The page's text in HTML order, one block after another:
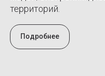
территорий.
Подробнее